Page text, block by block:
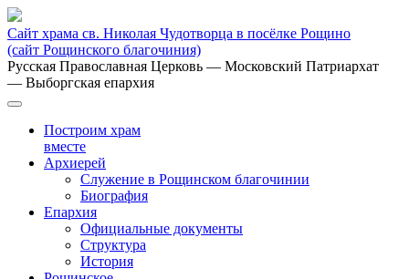
Сайт храма св. Николая Чудотворца в посёлке Рощино
(сайт Рощинского благочиния)
Русская Православная Церковь — Московский Патриархат
— Выборгская епархия
Построим храм
вместе
Архиерей
Служение в Рощинском благочинии
Биография
Епархия
Официальные документы
Структура
История